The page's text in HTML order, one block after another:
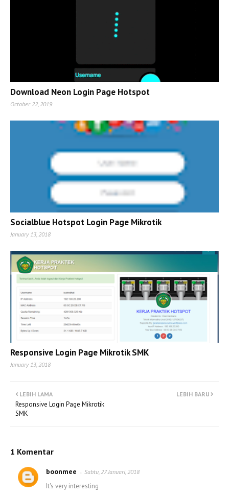
Download Neon Login Page Hotspot
October 22, 2019
Socialblue Hotspot Login Page Mikrotik
January 13, 2018
Responsive Login Page Mikrotik SMK
January 13, 2018
LEBIH BARU
LEBIH LAMA
Responsive Login Page Mikrotik
SMK
1 Komentar
boonmee Sabtu, 27 Januari, 2018
It's very interesting